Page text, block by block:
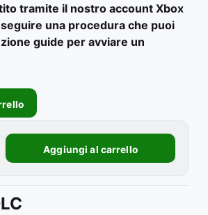
tramite il nostro account Xbox
una procedura che puoi
guide per avviare un
Aggiungi al carrello